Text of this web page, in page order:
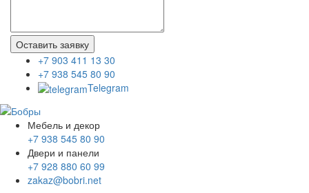
Оставить заявку
+7 903 411 13 30
+7 938 545 80 90
Telegram
Мебель и декор
+7 938 545 80 90
Двери и панели
+7 928 880 60 99
zakaz@bobri.net